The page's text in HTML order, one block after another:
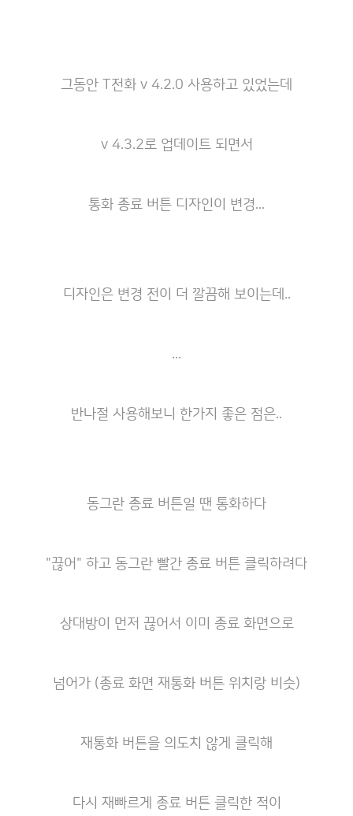
그동안 T전화 v 4.2.0 사용하고 있었는데
v 4.3.2로 업데이트 되면서
통화 종료 버튼 디자인이 변경...
디자인은 변경 전이 더 깔끔해 보이는데..
...
반나절 사용해보니 한가지 좋은 점은..
동그란 종료 버튼일 땐 통화하다
"끊어" 하고 동그란 빨간 종료 버튼 클릭하려다
상대방이 먼저 끊어서 이미 종료 화면으로
넘어가 (종료 화면 재통화 버튼 위치랑 비슷)
재통화 버튼을 의도치 않게 클릭해
다시 재빠르게 종료 버튼 클릭한 적이